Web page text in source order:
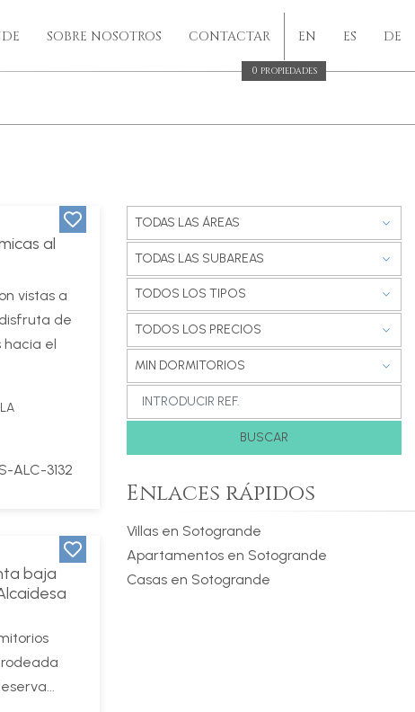
SOBRE NOSOTROS CONTACTAR
0 PROPIEDADES
EN ES DE
al
vistas a
de
hacia el
ALC-3132
baja
TODAS LAS ÁREAS
TODAS LAS SUBAREAS
TODOS LOS TIPOS
TODOS LOS PRECIOS
MIN DORMITORIOS
BUSCAR
Enlaces rápidos
Villas en Sotogrande
Apartamentos en Sotogrande
Casas en Sotogrande